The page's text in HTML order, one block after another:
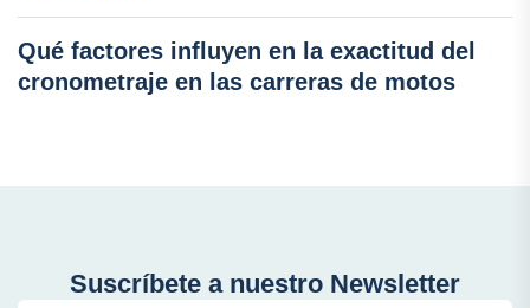
Qué factores influyen en la exactitud del
cronometraje en las carreras de motos
Suscríbete a nuestro Newsletter